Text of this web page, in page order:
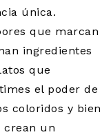
única.
que marcan
ingredientes
que
el poder de
coloridos y bien
crean un